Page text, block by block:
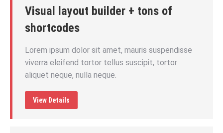
Visual layout builder + tons of
shortcodes
Lorem ipsum dolor sit amet, mauris suspendisse
viverra eleifend tortor tellus suscipit, tortor
aliquet neque, nulla neque.
View Details